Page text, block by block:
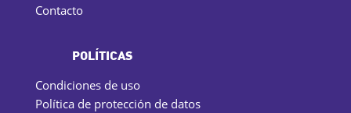
Contacto
POLÍTICAS
Condiciones de uso
Política de protección de datos